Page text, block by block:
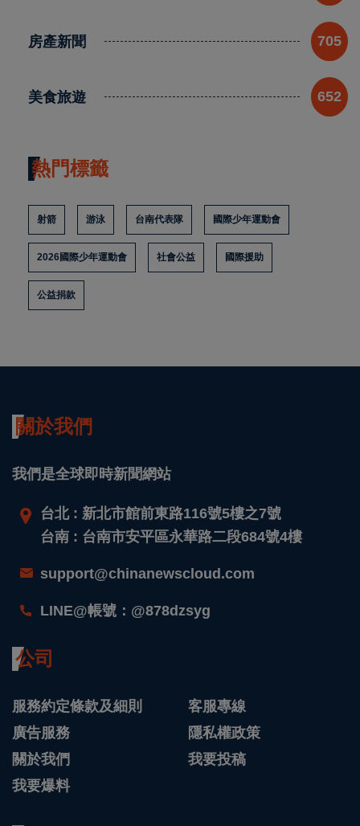
房產新聞 705
美食旅遊 652
熱門標籤
射箭 游泳 台南代表隊 國際少年運動會
2026國際少年運動會 社會公益 國際援助
公益捐款
關於我們
我們是全球即時新聞網站
台北 : 新北市館前東路116號5樓之7號
台南 : 台南市安平區永華路二段684號4樓
support@chinanewscloud.com
LINE@帳號：@878dzsyg
公司
服務約定條款及細則
客服專線
廣告服務
隱私權政策
關於我們
我要投稿
我要爆料